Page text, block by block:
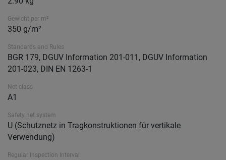
Gewicht per m²
350 g/m²
Standards and Rules
BGR 179, DGUV Information 201-011, DGUV Information
201-023, DIN EN 1263-1
Net class
A1
Safety net system
U (Schutznetz in Tragkonstruktionen für vertikale
Verwendung)
Regular Inspection Interval